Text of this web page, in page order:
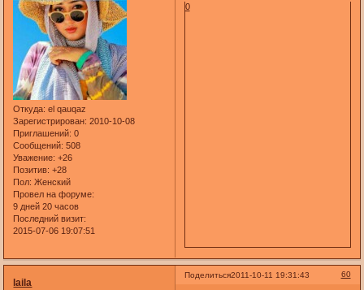
Откуда: el qauqaz
Зарегистрирован: 2010-10-08
Приглашений: 0
Сообщений: 508
Уважение: +26
Позитив: +28
Пол: Женский
Провел на форуме:
9 дней 20 часов
Последний визит:
2015-07-06 19:07:51
0
Поделиться 60
2011-10-11 19:31:43
laila